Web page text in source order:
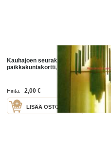
Kauhajoen seurakuntakeskus,
paikkakuntakortti, postikortti
Hinta: 2,00 €
LISÄÄ OSTOSKORIIN